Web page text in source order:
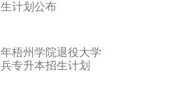
计划公布
年梧州学院退役大学
专升本招生计划